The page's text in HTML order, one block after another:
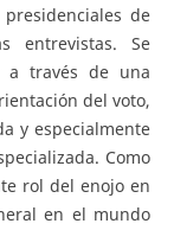
de
entrevistas. Se
a través de una
del voto,
y especialmente
Como
rol del enojo en
en el mundo